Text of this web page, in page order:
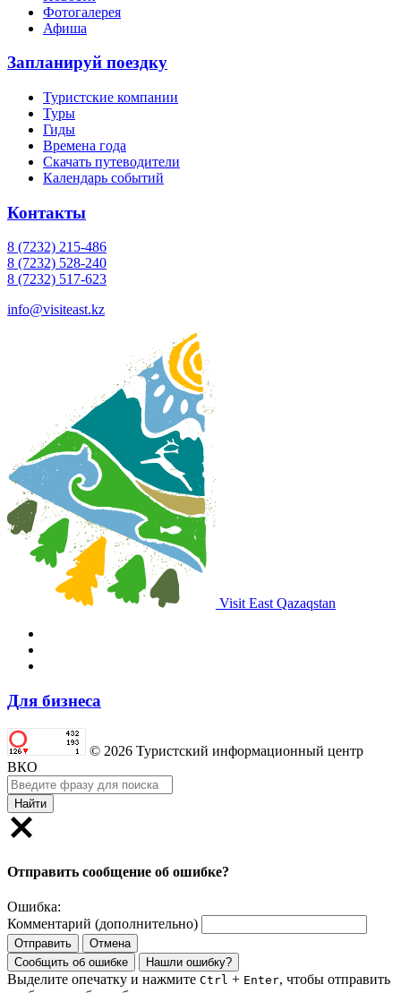
Фотогалерея
Афиша
Запланируй поездку
Туристские компании
Туры
Гиды
Времена года
Скачать путеводители
Календарь событий
Контакты
8 (7232) 215-486
8 (7232) 528-240
8 (7232) 517-623
info@visiteast.kz
Visit East Qazaqstan
Для бизнеса
© 2026 Туристский информационный центр
ВКО
Найти
Отправить сообщение об ошибке?
Ошибка:
Комментарий (дополнительно)
Отправить
Отмена
Сообщить об ошибке
Нашли ошибку?
Выделите опечатку и нажмите Ctrl + Enter, чтобы отправить